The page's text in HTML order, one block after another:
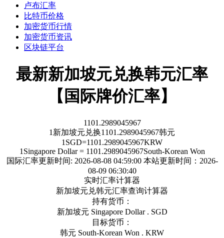
卢布汇率
比特币价格
加密货币行情
加密货币资讯
区块链平台
最新新加坡元兑换韩元汇率
【国际牌价汇率】
1101.2989045967
1 新加坡元 兑换1101.2989045967韩元
1 SGD=1101.2989045967KRW
1 Singapore Dollar= 1101.2989045967South-Korean Won
国际汇率更新时间: 2026-08-08 04:59:00本站更新时间：2026-
08-09 06:30:40
实时汇率计算器
新加坡元兑韩元汇率查询计算器
持有货币：
新加坡元 Singapore Dollar . SGD
目标货币：
韩元 South-Korean Won . KRW